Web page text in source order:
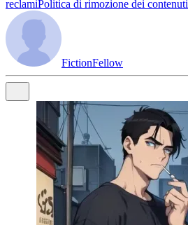
reclamiPolitica di rimozione dei contenuti
FictionFellow